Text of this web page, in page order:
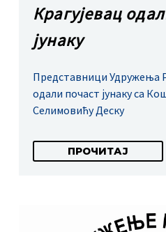
Крагујевац
јунаку
Представници Удружења
одали почаст јунаку са
Селимовићу Деску
ПРОЧИТАЈ